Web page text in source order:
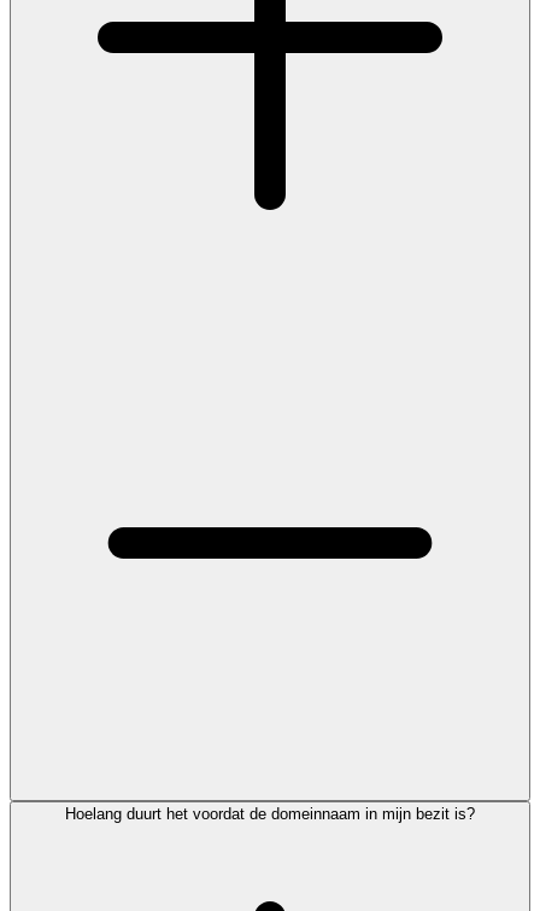
Hoelang duurt het voordat de domeinnaam in mijn bezit is?